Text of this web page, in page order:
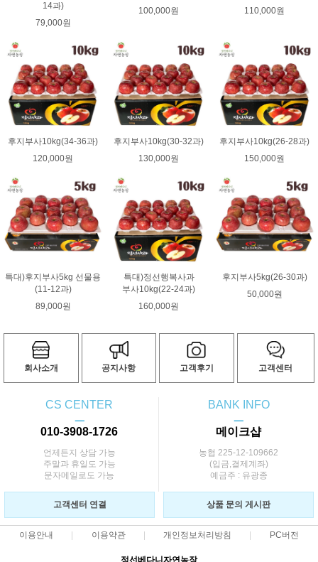
14과)
79,000원
100,000원
110,000원
후지부사10kg(34-36과)
120,000원
후지부사10kg(30-32과)
130,000원
후지부사10kg(26-28과)
150,000원
특대)후지부사5kg 선물용
(11-12과)
89,000원
특대)정선행복사과
부사10kg(22-24과)
160,000원
후지부사5kg(26-30과)
50,000원
회사소개 공지사항 고객후기 고객센터
CS CENTER
ㅡ
010-3908-1726
언제든지 상담 가능
주말과 휴일도 가능
문자메일로도 가능
BANK INFO
ㅡ
메이크샵
농협 225-12-109662
(입금,결제계좌)
예금주 : 유광종
고객센터 연결 상품 문의 게시판
이용안내 이용약관 개인정보처리방침 PC버전